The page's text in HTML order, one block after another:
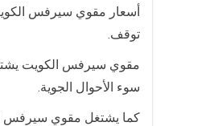
أسعار مقوي سيرفس
توقف.
مقوي سيرفس الكويت
سوء الأحوال الجوية.
كما يشتغل مقوي سيرفس